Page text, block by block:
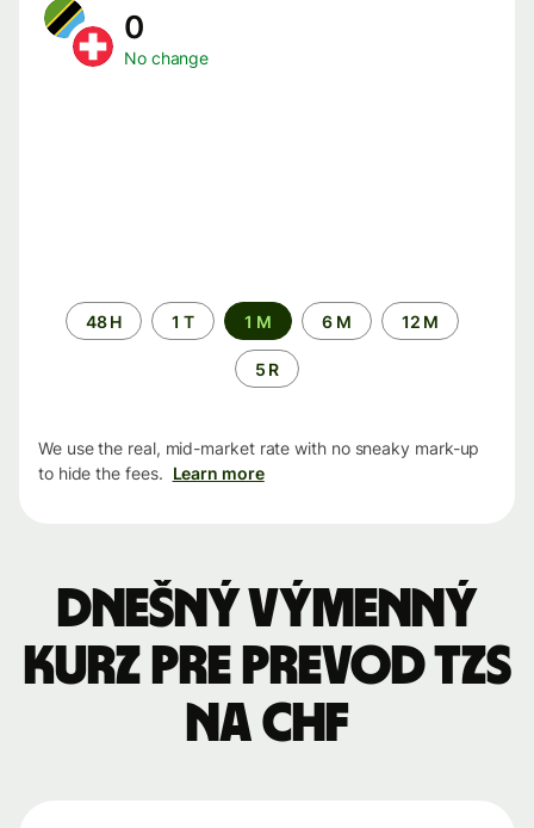
0
No change
Time
period
48 H 1 T 1 M 6 M 12 M
5 R
We use the real, mid-market rate with no sneaky mark-up
to hide the fees. Learn more
Dnešný výmenný
kurz pre prevod TZS
na CHF